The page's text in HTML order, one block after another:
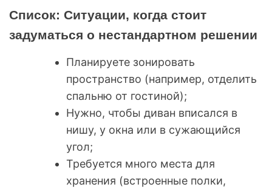
Список: Ситуации, когда стоит
задуматься о нестандартном решении
Планируете зонировать
пространство (например, отделить
спальню от гостиной);
Нужно, чтобы диван вписался в
нишу, у окна или в сужающийся
угол;
Требуется много места для
хранения (встроенные полки,